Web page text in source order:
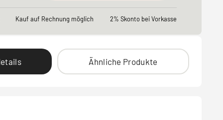
Kauf auf Rechnung möglich 2% Skonto bei Vorkasse
Ähnliche Produkte